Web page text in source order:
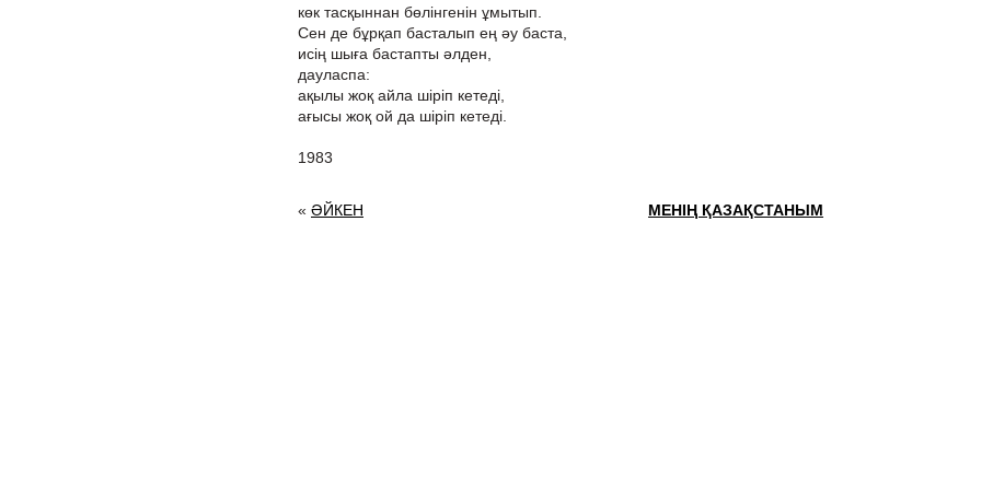
көк тасқыннан бөлінгенін ұмытып.
Сен де бұрқап басталып ең әу баста,
исің шыға бастапты әлден,
дауласпа:
ақылы жоқ айла шіріп кетеді,
ағысы жоқ ой да шіріп кетеді.
1983
« ӘЙКЕН МЕНІҢ ҚАЗАҚСТАНЫМ